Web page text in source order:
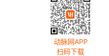
动脉网APP
扫码下载